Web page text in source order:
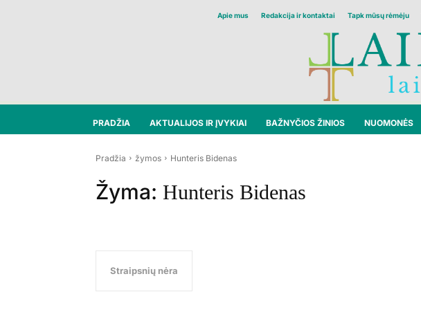
Apie mus Redakcija ir kontaktai Tapk mūsų rėmėju
PRADŽIA AKTUALIJOS IR ĮVYKIAI BAŽNYČIOS ŽINIOS NUOMONĖS
Pradžia žymos Hunteris Bidenas
Žyma: Hunteris Bidenas
Straipsnių nėra